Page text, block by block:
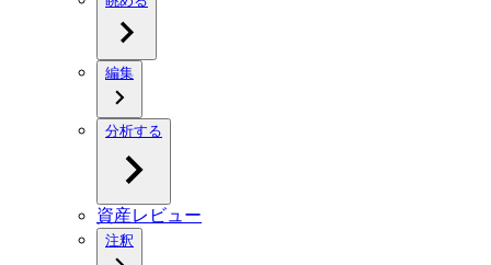
編集
分析する
資産レビュー
注釈